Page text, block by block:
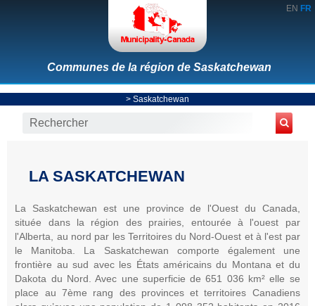
EN FR
Communes de la région de Saskatchewan
> Saskatchewan
LA SASKATCHEWAN
La Saskatchewan est une province de l'Ouest du Canada,
située dans la région des prairies, entourée à l'ouest par
l'Alberta, au nord par les Territoires du Nord-Ouest et à l'est par
le Manitoba. La Saskatchewan comporte également une
frontière au sud avec les États américains du Montana et du
Dakota du Nord. Avec une superficie de 651 036 km² elle se
place au 7ème rang des provinces et territoires Canadiens